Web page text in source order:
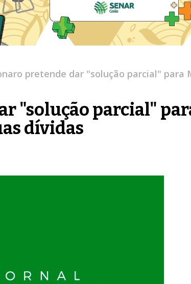
pretende dar "solução parcial" para
"solução parcial"
dívidas